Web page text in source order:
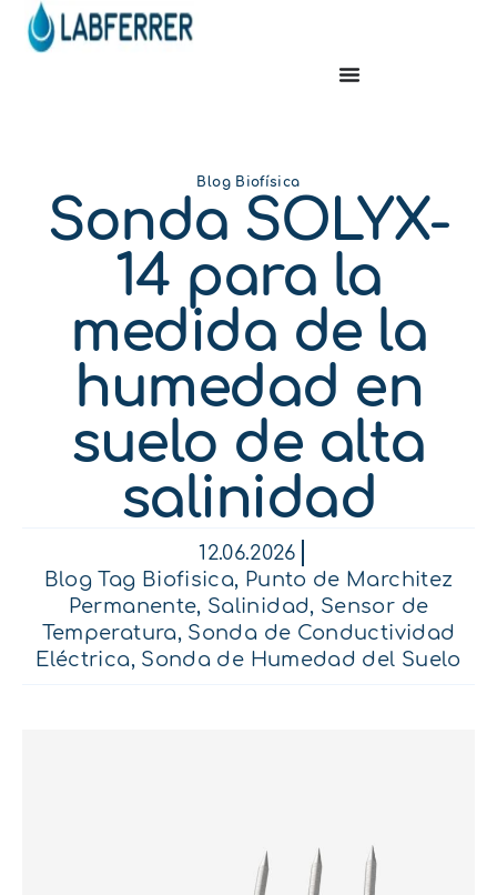
Blog Biofísica
Sonda SOLYX-
14 para la
medida de la
humedad en
suelo de alta
salinidad
12.06.2026
Blog Tag Biofisica, Punto de Marchitez
Permanente, Salinidad, Sensor de
Temperatura, Sonda de Conductividad
Eléctrica, Sonda de Humedad del Suelo